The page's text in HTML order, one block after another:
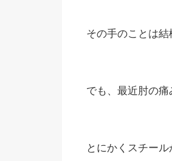
その手のことは結
でも、最近肘の痛
とにかくスチー